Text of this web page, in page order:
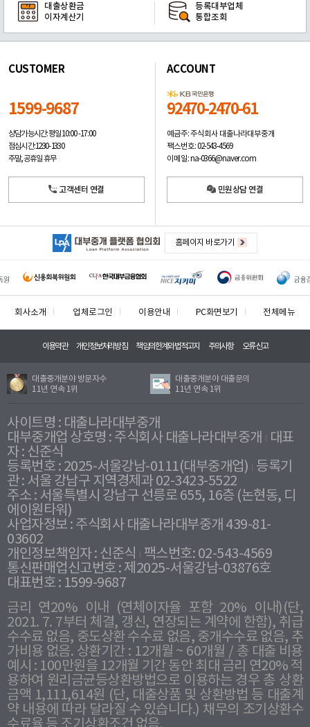
대출상환금
이자계산기
등록대부업체
통합조회
CUSTOMER
1599-9687
상담가능시간: 평일10:00 -17:00
점심시간: 12:30 - 13:30
주말, 공휴일 휴무
고객센터 연결
ACCOUNT
92470-2470-61
예금주: 주식회사 대출나라대부중개
팩스번호: 02-543-4569
이메일: na-0366@naver.com
민원상담 연결
홈페이지 바로가기
회사소개 업체로그인 이용안내 PC화면보기 전체메뉴
이용약관 개인정보처리방침 책임의한계와법적고지 주의사항 오류신고
대출중개분야 방문자수
11년 연속 1위
대출중개분야 대출문의
11년 연속 1위
사이트명 : 대출나라대부중개
대부중개업 상호명 : 주식회사 대출나라대부중개
대표
자 : 신준식
등록번호 : 2025-서울강남-0111(대부중개업) 등록기
관 : 서울 강남구 지역경제과 02-3423-5522
주소 : 서울특별시 강남구 선릉로 655, 16층 (논현동, 디
에이원타워)
사업자정보 : 주식회사 대출나라대부중개 439-81-
03602
개인정보책임자 : 신준식
팩스번호: 02-543-4569
통신판매업신고번호 : 제2025-서울강남-03876호
대표번호 : 1599-9687
금리 연20% 이내 (연체이자율 포함 20% 이내)(단,
2021. 7. 7부터 체결, 갱신, 연장되는 계약에 한함), 취급
수수료 없음, 중도상환 수수료 없음, 중개수수료 없음, 추
가비용 없음. 상환기간 : 12개월 ~ 60개월 / 총 대출 비용
예시 : 100만원을 12개월 기간 동안 최대 금리 연20% 적
용하여 원리금균등상환방법으로 이용하는 경우 총 상환
금액 1,111,614원 (단, 대출상품 및 상환방법 등 대출계
약 내용에 따라 달라질 수 있습니다.) 채무의 조기상환수